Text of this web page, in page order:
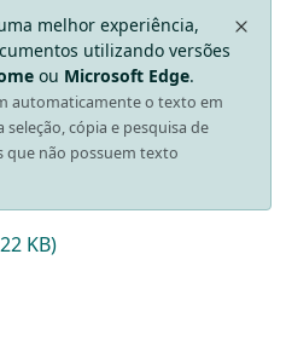
melhor experiência,
utilizando versões
ou Microsoft Edge.
automaticamente o texto em
cópia e pesquisa de
que não possuem texto
KB)